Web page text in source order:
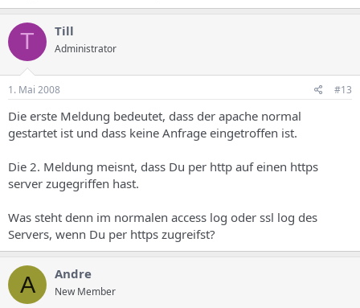
T Till
Administrator
1. Mai 2008 #13
Die erste Meldung bedeutet, dass der apache normal
gestartet ist und dass keine Anfrage eingetroffen ist.
Die 2. Meldung meisnt, dass Du per http auf einen https
server zugegriffen hast.
Was steht denn im normalen access log oder ssl log des
Servers, wenn Du per https zugreifst?
A Andre
New Member